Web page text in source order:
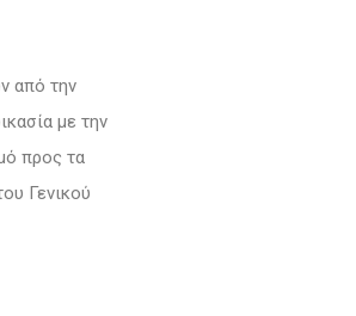
από την
με την
προς τα
Γενικού